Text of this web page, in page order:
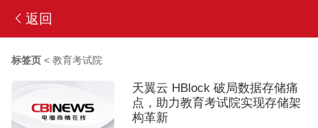
返回
标签页< 教育考试院
天翼云 HBlock 破局数据存储痛
点，助力教育考试院实现存储架
构革新